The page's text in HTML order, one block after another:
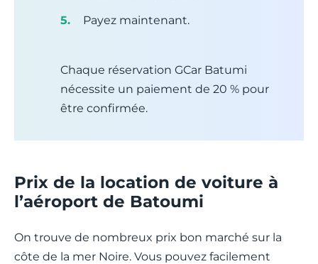
Payez maintenant.
Chaque réservation GCar Batumi
nécessite un paiement de 20 % pour
être confirmée.
Prix de la location de voiture à
l’aéroport de Batoumi
On trouve de nombreux prix bon marché sur la
côte de la mer Noire. Vous pouvez facilement